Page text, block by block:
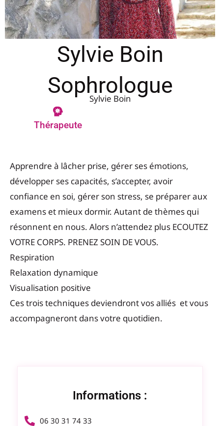
Sylvie Boin
Sophrologue
Sylvie Boin
Thérapeute
Apprendre à lâcher prise, gérer ses émotions,
développer ses capacités, s’accepter, avoir
confiance en soi, gérer son stress, se préparer aux
examens et mieux dormir. Autant de thèmes qui
résonnent en nous. Alors n’attendez plus ECOUTEZ
VOTRE CORPS. PRENEZ SOIN DE VOUS.
Respiration
Relaxation dynamique
Visualisation positive
Ces trois techniques deviendront vos alliés et vous
accompagneront dans votre quotidien.
Informations :
06 30 31 74 33